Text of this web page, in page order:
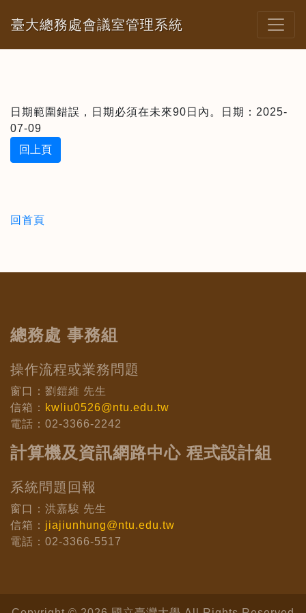
臺大總務處會議室管理系統
日期範圍錯誤，日期必須在未來90日內。日期：2025-
07-09
回上頁
回首頁
總務處 事務組
操作流程或業務問題
窗口：劉鎧維 先生
信箱： kwliu0526@ntu.edu.tw
電話：02-3366-2242
計算機及資訊網路中心 程式設計組
系統問題回報
窗口：洪嘉駿 先生
信箱： jiajiunhung@ntu.edu.tw
電話：02-3366-5517